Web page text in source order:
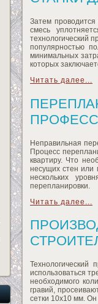
Затем
смесь
технологический
популярностью
минимальных
которых
Читать далее...
Неправильная
Процесс
квартиру. Что
несущих стен или
нескольких
перепланировки.
Читать далее...
использоваться
необходимого
гравий,
сетки 10х10 мм.